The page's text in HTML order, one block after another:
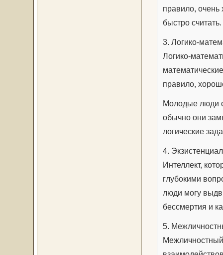
правило,
быстро считать.
3. Логико-
Логико-
правило,
Молодые люди
обычно они
логические
4.
Интеллект,
глубокими
люди могу
бессмертия и
5.